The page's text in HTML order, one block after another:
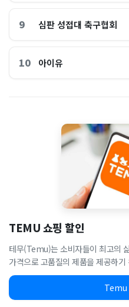
9 심판 성접대 축구협회
10 아이유
TEMU 쇼핑 할인
테무(Temu)는 소비자들이 최고의
가격으로 고품질의 제품을 제공하
Temu